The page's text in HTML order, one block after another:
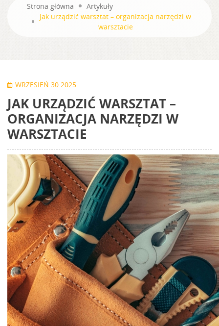
Strona główna
Artykuły
Jak urządzić warsztat – organizacja narzędzi w
warsztacie
WRZESIEŃ 30 2025
JAK URZĄDZIĆ WARSZTAT –
ORGANIZACJA NARZĘDZI W
WARSZTACIE